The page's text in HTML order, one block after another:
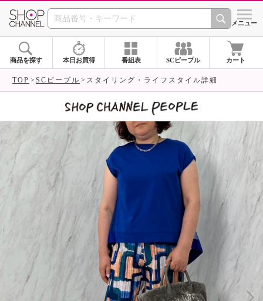
SHOP CHANNEL シメニュー
商品を探す 本日お買得 番組表 SCピープル カート
TOP SCピープル スタイリング・ライフスタイル詳細